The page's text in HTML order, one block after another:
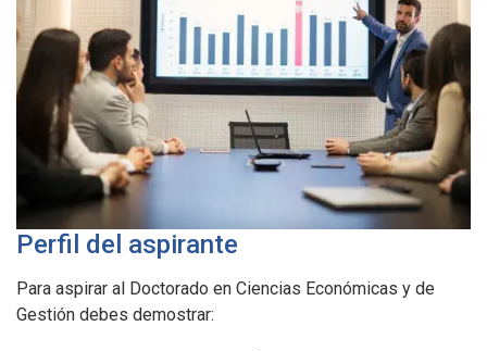
Perfil del aspirante
Para aspirar al Doctorado en Ciencias Económicas y de
Gestión debes demostrar: